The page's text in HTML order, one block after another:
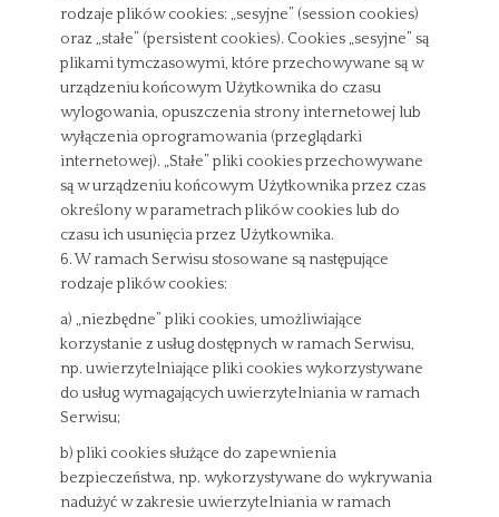
rodzaje plików cookies: „sesyjne” (session cookies)
oraz „stałe” (persistent cookies). Cookies „sesyjne” są
plikami tymczasowymi, które przechowywane są w
urządzeniu końcowym Użytkownika do czasu
wylogowania, opuszczenia strony internetowej lub
wyłączenia oprogramowania (przeglądarki
internetowej). „Stałe” pliki cookies przechowywane
są w urządzeniu końcowym Użytkownika przez czas
określony w parametrach plików cookies lub do
czasu ich usunięcia przez Użytkownika.
6. W ramach Serwisu stosowane są następujące
rodzaje plików cookies:
a) „niezbędne” pliki cookies, umożliwiające
korzystanie z usług dostępnych w ramach Serwisu,
np. uwierzytelniające pliki cookies wykorzystywane
do usług wymagających uwierzytelniania w ramach
Serwisu;
b) pliki cookies służące do zapewnienia
bezpieczeństwa, np. wykorzystywane do wykrywania
nadużyć w zakresie uwierzytelniania w ramach